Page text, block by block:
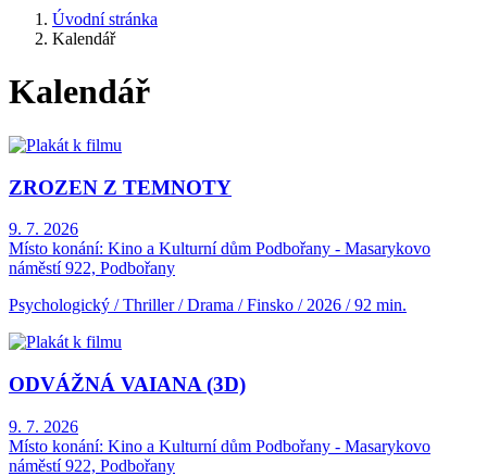
Úvodní stránka
Kalendář
Kalendář
ZROZEN Z TEMNOTY
9. 7. 2026
Místo konání: Kino a Kulturní dům Podbořany - Masarykovo
náměstí 922, Podbořany
Psychologický / Thriller / Drama / Finsko / 2026 / 92 min.
ODVÁŽNÁ VAIANA (3D)
9. 7. 2026
Místo konání: Kino a Kulturní dům Podbořany - Masarykovo
náměstí 922, Podbořany